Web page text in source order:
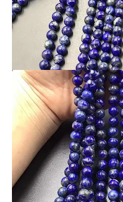
とにかく大量にあったラピ
それをお客様にもロットで
しています。
プロ御用達の直送市場だか
★連によって色合いにばら
★画像と同質のものをラン
★こちらは10
※天然石由来の傷やヒビなど
す。
※なるべく現物に近い写真